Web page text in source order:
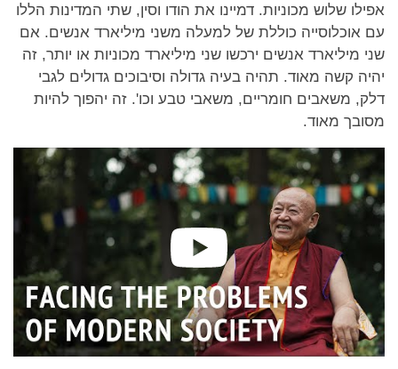
אפילו שלוש מכוניות. דמיינו את הודו וסין, שתי המדינות הללו
עם אוכלוסייה כוללת של למעלה משני מיליארד אנשים. אם
שני מיליארד אנשים ירכשו שני מיליארד מכוניות או יותר, זה
יהיה קשה מאוד. תהיה בעיה גדולה וסיבוכים גדולים לגבי
דלק, משאבים חומריים, משאבי טבע וכו'. זה יהפוך להיות
מסובך מאוד.